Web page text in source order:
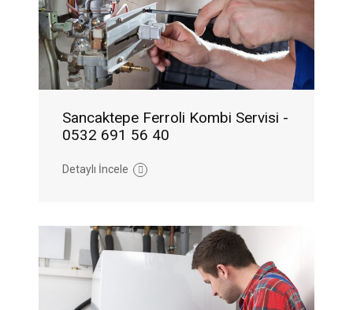
Sancaktepe Ferroli Kombi Servisi -
0532 691 56 40
Detaylı İncele